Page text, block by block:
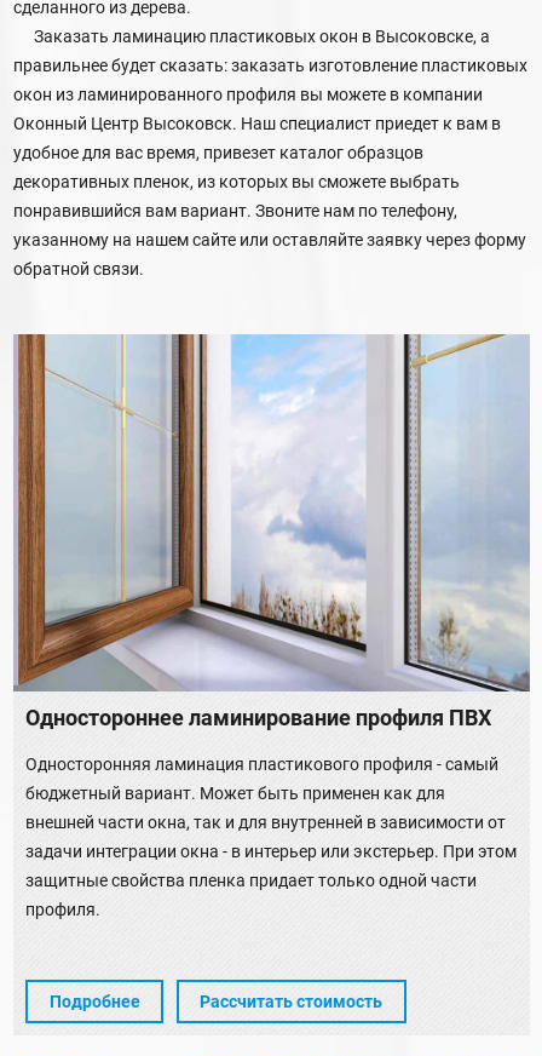
сделанного из дерева.
Заказать ламинацию пластиковых окон в Высоковске, а
правильнее будет сказать: заказать изготовление пластиковых
окон из ламинированного профиля вы можете в компании
Оконный Центр Высоковск. Наш специалист приедет к вам в
удобное для вас время, привезет каталог образцов
декоративных пленок, из которых вы сможете выбрать
понравившийся вам вариант. Звоните нам по телефону,
указанному на нашем сайте или оставляйте заявку через форму
обратной связи.
Одностороннее ламинирование профиля ПВХ
Односторонняя ламинация пластикового профиля - самый
бюджетный вариант. Может быть применен как для
внешней части окна, так и для внутренней в зависимости от
задачи интеграции окна - в интерьер или экстерьер. При этом
защитные свойства пленка придает только одной части
профиля.
Подробнее Рассчитать стоимость